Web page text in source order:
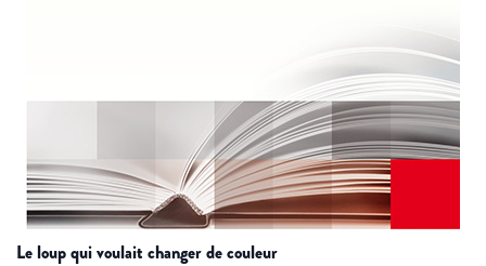
le loup qui voulait changer de couleur